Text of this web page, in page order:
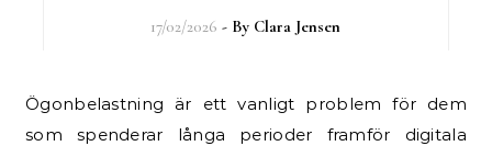
17/02/2026 - By Clara Jensen
Ögonbelastning är ett vanligt problem för dem
som spenderar långa perioder framför digitala